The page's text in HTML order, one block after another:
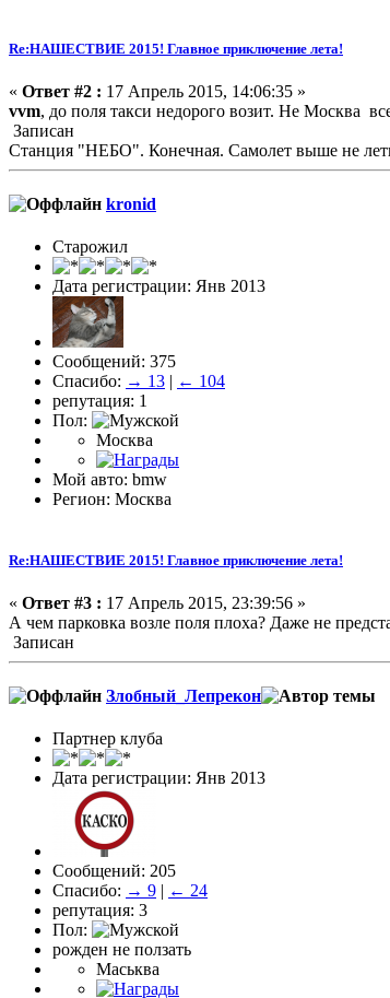
Re:НАШЕСТВИЕ 2015! Главное приключение лета!
« Ответ #2 : 17 Апрель 2015, 14:06:35 »
vvm, до поля такси недорого возит. Не Москва
Записан
Станция "НЕБО". Конечная. Самолет выше не
kronid
Старожил
Дата регистрации: Янв 2013
Сообщений: 375
Спасибо: → 13 | ← 104
репутация: 1
Пол:
Москва
Мой авто: bmw
Регион: Москва
Re:НАШЕСТВИЕ 2015! Главное приключение лета!
« Ответ #3 : 17 Апрель 2015, 23:39:56 »
А чем парковка возле поля плоха? Даже не
Записан
Злобный_Лепрекон
Партнер клуба
Дата регистрации: Янв 2013
Сообщений: 205
Спасибо: → 9 | ← 24
репутация: 3
Пол:
рожден не ползать
Маськва